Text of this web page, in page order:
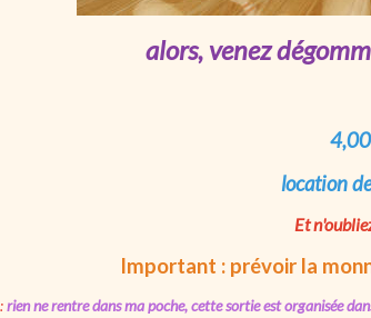
alors, venez
location
Et
Important : prévoir la
:rien ne rentre dans ma poche, cette sortie est organisée